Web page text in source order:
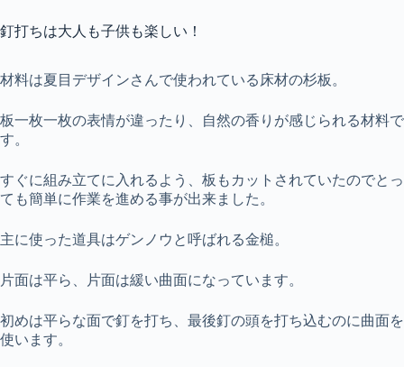
釘打ちは大人も子供も楽しい！
材料は夏目デザインさんで使われている床材の杉板。
板一枚一枚の表情が違ったり、自然の香りが感じられる材料で
す。
すぐに組み立てに入れるよう、板もカットされていたのでとっ
ても簡単に作業を進める事が出来ました。
主に使った道具はゲンノウと呼ばれる金槌。
片面は平ら、片面は緩い曲面になっています。
初めは平らな面で釘を打ち、最後釘の頭を打ち込むのに曲面を
使います。